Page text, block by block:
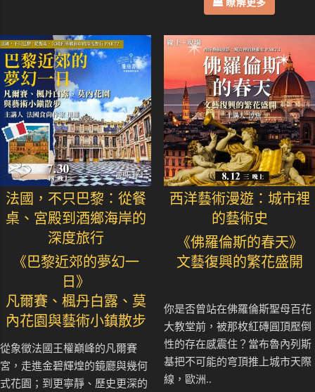
瞭解更多
法國，不只巴黎：從餐
桌、宮殿到酒鄉海岸的
深度旅行
《巴黎近郊的夢幻一
日》
凡爾賽、楓丹白露、莫
內花園與藝術小鎮散步
從象徵法國王權巔峰的凡爾賽
宮，走進金碧輝煌的鏡廳與幾何
式花園；到更寧靜、歷史更深的
西洋藝術漫遊：城市裡
的藝術史
《佛羅倫斯的春天》
文藝復興的繁花盛開
你是否曾站在佛羅倫斯聖母百花
大教堂前，被那枚紅磚圓頂壓倒
性的存在感震住？當布魯內列斯
基把不可能的穹頂推上城市天際
線，歐洲..